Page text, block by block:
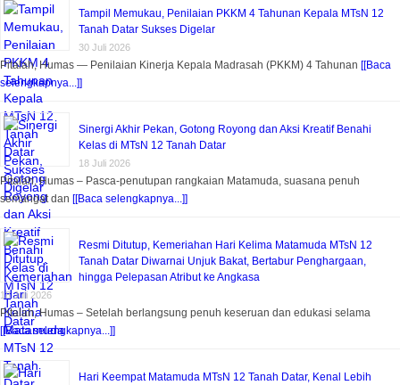
Tampil Memukau, Penilaian PKKM 4 Tahunan Kepala MTsN 12
Tanah Datar Sukses Digelar
30 Juli 2026
Pitalah, Humas — Penilaian Kinerja Kepala Madrasah (PKKM) 4 Tahunan [[Baca
selengkapnya...]]
Sinergi Akhir Pekan, Gotong Royong dan Aksi Kreatif Benahi
Kelas di MTsN 12 Tanah Datar
18 Juli 2026
Pitalah, Humas – Pasca-penutupan rangkaian Matamuda, suasana penuh
semangat dan [[Baca selengkapnya...]]
Resmi Ditutup, Kemeriahan Hari Kelima Matamuda MTsN 12
Tanah Datar Diwarnai Unjuk Bakat, Bertabur Penghargaan,
hingga Pelepasan Atribut ke Angkasa
18 Juli 2026
Pitalah, Humas – Setelah berlangsung penuh keseruan dan edukasi selama
[[Baca selengkapnya...]]
Hari Keempat Matamuda MTsN 12 Tanah Datar, Kenal Lebih